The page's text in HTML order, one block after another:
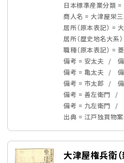
日本標準産業分類
商人名 = 大津屋栄
居所（原本表記） =
居所（歴史地名大系
職種（原本表記） =
備考 = 安太夫
備考 = 亀太夫
備考 = 市太郎
備考 = 善左衛門
備考 = 九左衛門
出典 = 江戸独買物案
大津屋権兵衛（